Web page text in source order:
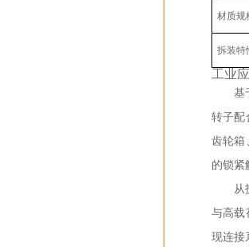
材质规
拆装特
工业
基
转子配
齿轮箱
的锁紧
从
与高载
现连接